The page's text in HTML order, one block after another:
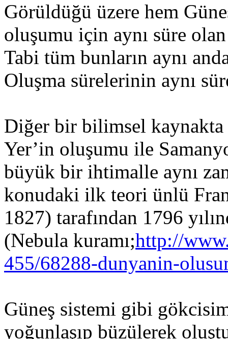
Görüldüğü üzere hem
oluşumu için aynı süre
Tabi tüm bunların aynı
Oluşma sürelerinin aynı
Diğer bir bilimsel
Yer’in oluşumu ile
büyük bir ihtimalle aynı
konudaki ilk teori ünlü
1827) tarafından 1796
(Nebula kuramı;http://
455/68288-dunyanin-
Güneş sistemi gibi
yoğunlaşıp büzülerek